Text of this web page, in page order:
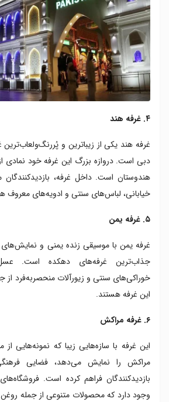
۴. غرفه هند
غرفه هند یکی از زیباترین و
دبی است. دروازه بزرگ این غرفه خود
هندوستان است. داخل غرفه، بازدیدکنندگان
خیابانی، لباس‌های سنتی و ادویه‌های معروف
۵. غرفه یمن
غرفه یمن با موسیقی زنده یمنی و
جذاب‌ترین غرفه‌های دهکده است.
خوراکی‌های سنتی و زیورآلات منحصربه‌فرد
این غرفه هستند.
۶. غرفه مراکش
این غرفه با سازه‌هایی زیبا که نمونه‌هایی
مراکش را نمایش می‌دهد، فضایی
بازدیدکنندگان فراهم کرده است.
وجود دارد که محصولات متنوعی از جمله